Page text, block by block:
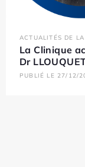
ACTUALITÉS DE
La Clinique
Dr
PUBLIÉ LE 27/12/